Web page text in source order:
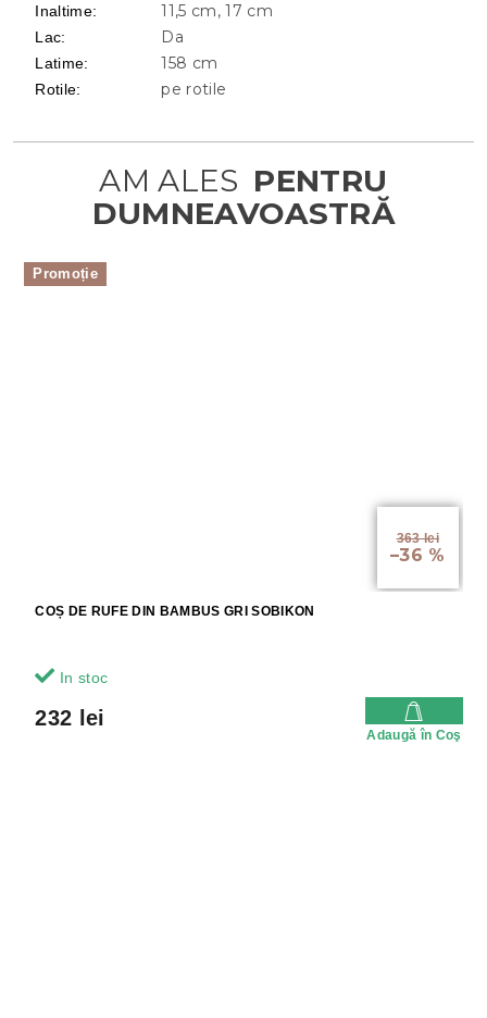
Promoție
363 lei
–36 %
COȘ DE RUFE DIN BAMBUS GRI SOBIKON
In stoc
232 lei
Adaugă în Coş
Inaltime: 11,5 cm, 17 cm
Lac: Da
Latime: 158 cm
Rotile: pe rotile